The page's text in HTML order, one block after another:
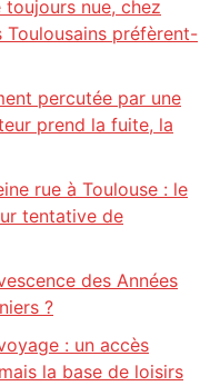
toujours nue, chez
Toulousains préfèrent-
percutée par une
prend la fuite, la
rue à Toulouse : le
tentative de
des Années
?
: un accès
la base de loisirs